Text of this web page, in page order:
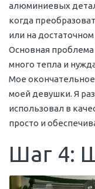
алюминиевых
когда
или на
Основная проблема
много тепла и
Мое
моей девушки. Я
использовал в
просто и
Шаг 4: